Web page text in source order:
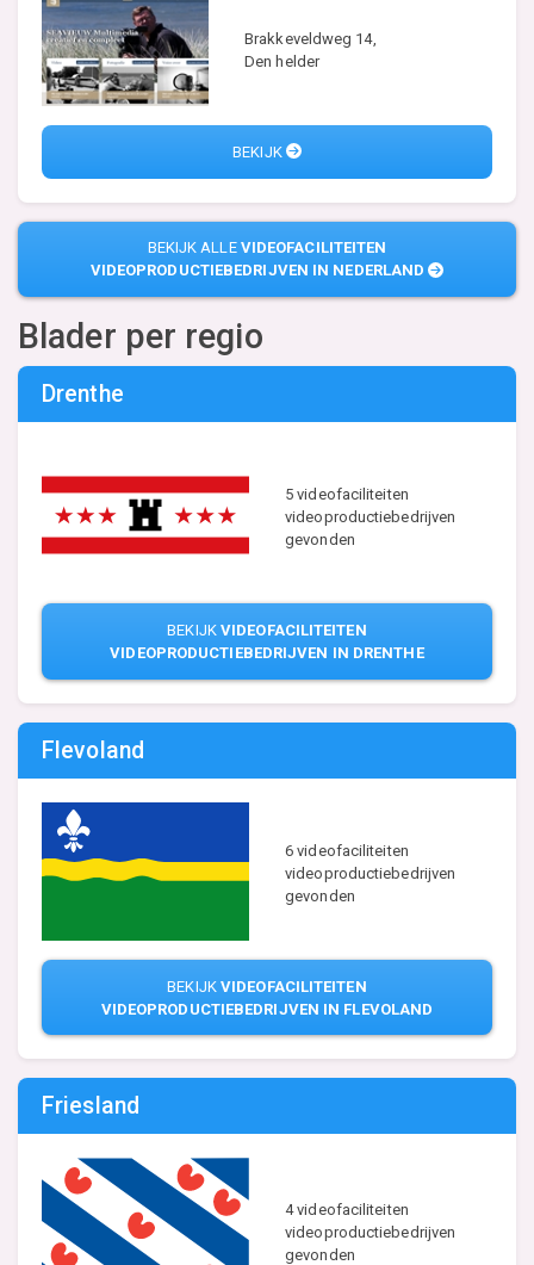
Brakkeveldweg 14,
Den helder
BEKIJK
BEKIJK ALLE VIDEOFACILITEITEN
VIDEOPRODUCTIEBEDRIJVEN IN NEDERLAND
Blader per regio
Drenthe
5 videofaciliteiten
videoproductiebedrijven
gevonden
BEKIJK VIDEOFACILITEITEN
VIDEOPRODUCTIEBEDRIJVEN IN DRENTHE
Flevoland
6 videofaciliteiten
videoproductiebedrijven
gevonden
BEKIJK VIDEOFACILITEITEN
VIDEOPRODUCTIEBEDRIJVEN IN FLEVOLAND
Friesland
4 videofaciliteiten
videoproductiebedrijven
gevonden